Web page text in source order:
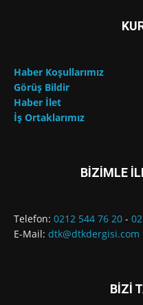
Haber Koşullarımız
Görüş Bildir
Haber İlet
İş Ortaklarımız
BİZİMLE
Telefon: 0212 544 76 20 -
E-Mail: dtk@dtkdergisi.com
BİZİ